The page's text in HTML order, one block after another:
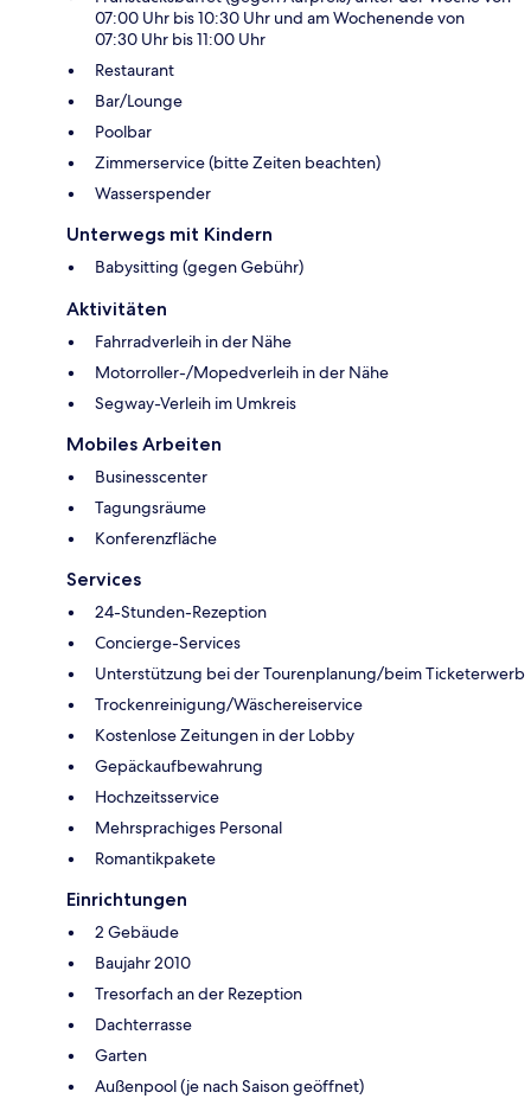
07:00 Uhr bis 10:30 Uhr und am Wochenende von
07:30 Uhr bis 11:00 Uhr
Restaurant
Bar/Lounge
Poolbar
Zimmerservice (bitte Zeiten beachten)
Wasserspender
Unterwegs mit Kindern
Babysitting (gegen Gebühr)
Aktivitäten
Fahrradverleih in der Nähe
Motorroller-/Mopedverleih in der Nähe
Segway-Verleih im Umkreis
Mobiles Arbeiten
Businesscenter
Tagungsräume
Konferenzfläche
Services
24-Stunden-Rezeption
Concierge-Services
Unterstützung bei der Tourenplanung/beim Ticketerwerb
Trockenreinigung/Wäschereiservice
Kostenlose Zeitungen in der Lobby
Gepäckaufbewahrung
Hochzeitsservice
Mehrsprachiges Personal
Romantikpakete
Einrichtungen
2 Gebäude
Baujahr 2010
Tresorfach an der Rezeption
Dachterrasse
Garten
Außenpool (je nach Saison geöffnet)